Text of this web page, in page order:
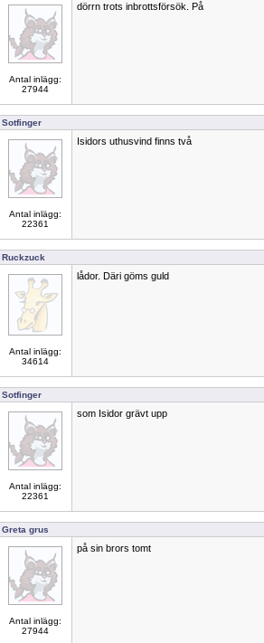
Antal inlägg:
27944
dörrn trots inbrottsförsök. På
Sotfinger
Antal inlägg:
22361
Isidors uthusvind finns två
Ruckzuck
Antal inlägg:
34614
lådor. Däri göms guld
Sotfinger
Antal inlägg:
22361
som Isidor grävt upp
Greta grus
Antal inlägg:
27944
på sin brors tomt